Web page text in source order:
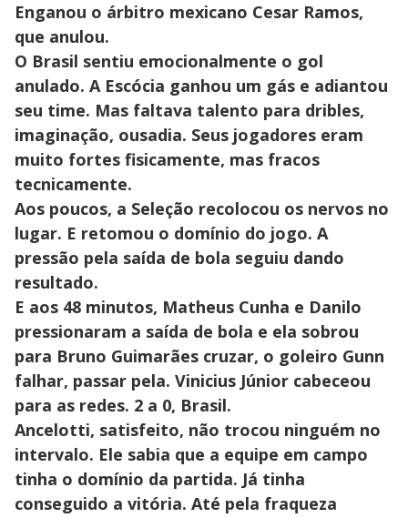
Enganou o árbitro mexicano Cesar Ramos,
que anulou.
O Brasil sentiu emocionalmente o gol
anulado. A Escócia ganhou um gás e adiantou
seu time. Mas faltava talento para dribles,
imaginação, ousadia. Seus jogadores eram
muito fortes fisicamente, mas fracos
tecnicamente.
Aos poucos, a Seleção recolocou os nervos no
lugar. E retomou o domínio do jogo. A
pressão pela saída de bola seguiu dando
resultado.
E aos 48 minutos, Matheus Cunha e Danilo
pressionaram a saída de bola e ela sobrou
para Bruno Guimarães cruzar, o goleiro Gunn
falhar, passar pela. Vinicius Júnior cabeceou
para as redes. 2 a 0, Brasil.
Ancelotti, satisfeito, não trocou ninguém no
intervalo. Ele sabia que a equipe em campo
tinha o domínio da partida. Já tinha
conseguido a vitória. Até pela fraqueza